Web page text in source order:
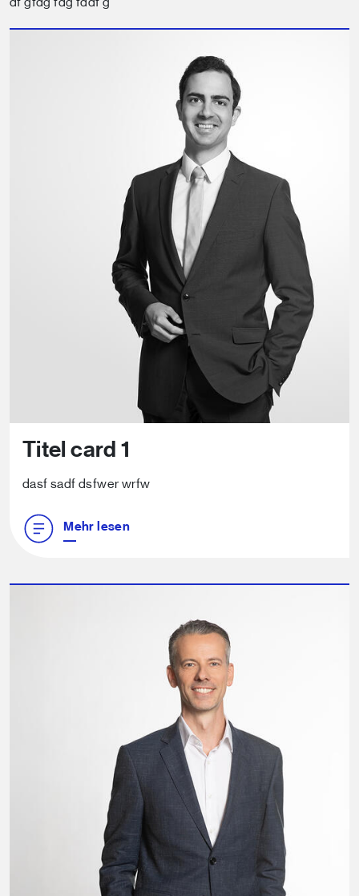
df gfdg fdg fddf g
Titel card 1
dasf sadf dsfwer wrfw
Mehr lesen